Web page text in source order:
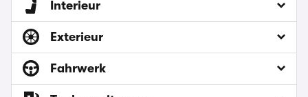
Interieur
Exterieur
Fahrwerk